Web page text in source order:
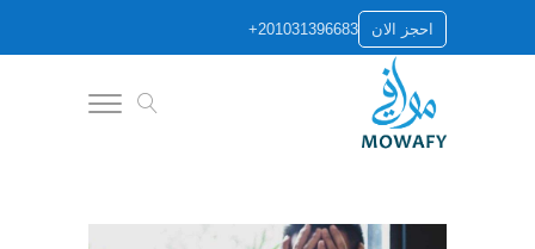
احجز الان +201031396683